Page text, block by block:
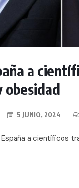
a
obesidad
5 JUNIO, 2024
a científicos